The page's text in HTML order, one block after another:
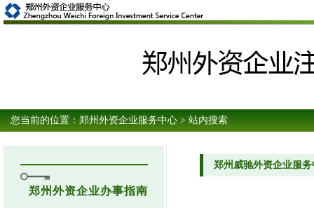
您当前的位置： 郑州外资企业服务中心 > 站内搜索
郑州外资企业办事指南
郑州威驰外资企业服